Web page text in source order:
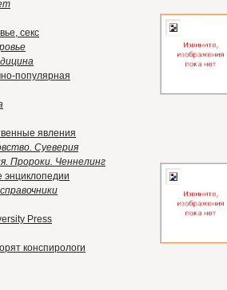
секс
популярная
явления
Суеверия
Пророки. Ченнелинг
энциклопедии
Press